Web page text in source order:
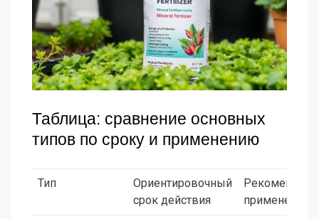
Таблица: сравнение основных
типов по сроку и применению
Тип
Ориентировочный
срок действия
применение